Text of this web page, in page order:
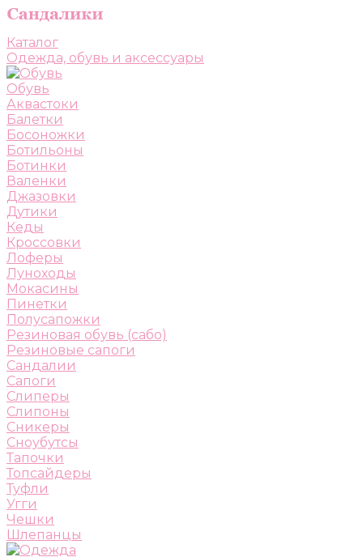
Каталог
Одежда, обувь и аксессуары
Обувь
Аквастоки
Балетки
Босоножки
Ботильоны
Ботинки
Валенки
Джазовки
Дутики
Кеды
Кроссовки
Лоферы
Луноходы
Мокасины
Пинетки
Полусапожки
Резиновая обувь (сабо)
Резиновые сапоги
Сандалии
Сапоги
Слиперы
Слипоны
Сникеры
Сноубутсы
Тапочки
Топсайдеры
Туфли
Угги
Чешки
Шлепанцы